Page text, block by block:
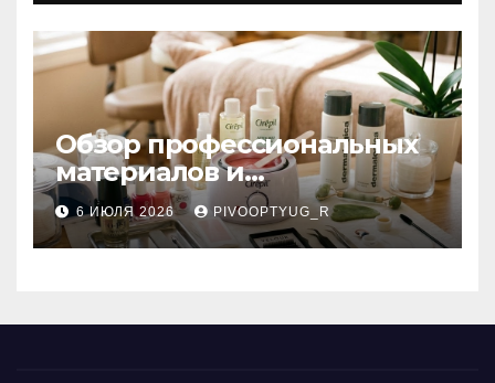
Обзор профессиональных
материалов и
инструментов для
маникюра, депиляции,
наращивания ресниц и
6 ИЮЛЯ 2026 PIVOOPTYUG_R